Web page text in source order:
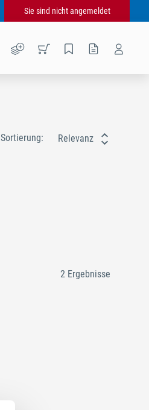
Sie sind nicht angemeldet
Sortierung: Relevanz
2 Ergebnisse